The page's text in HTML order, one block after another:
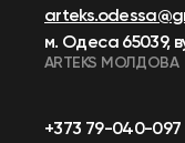
м. Одеса 65039,
ARTEKS МОЛДОВА
+373 79-040-097